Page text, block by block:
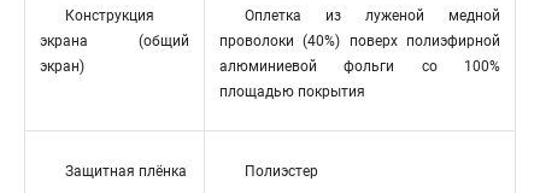
Конструкция
экрана (общий
экран)
Оплетка из луженой медной
проволоки (40%) поверх полиэфирной
алюминиевой фольги со 100%
площадью покрытия
Защитная плёнка Полиэстер